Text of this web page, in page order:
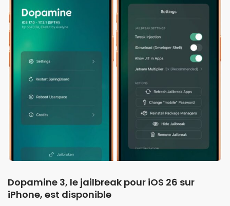
Dopamine 3, le jailbreak pour iOS 26 sur
iPhone, est disponible